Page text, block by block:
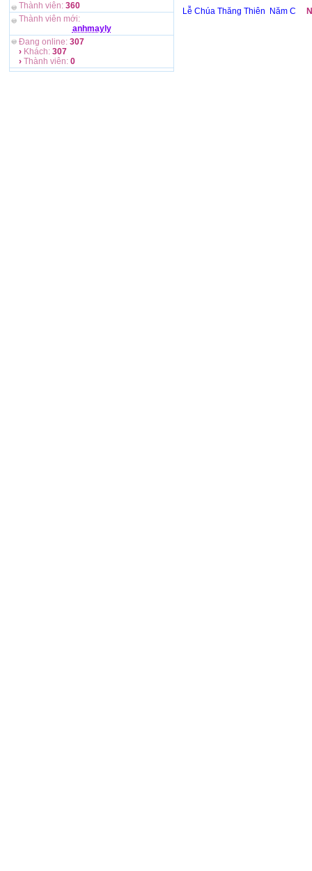
Thành viên: 360
Thành viên mới:
anhmayly
Đang online: 307
› Khách: 307
› Thành viên: 0
Lễ Chúa Thăng Thiên Năm C